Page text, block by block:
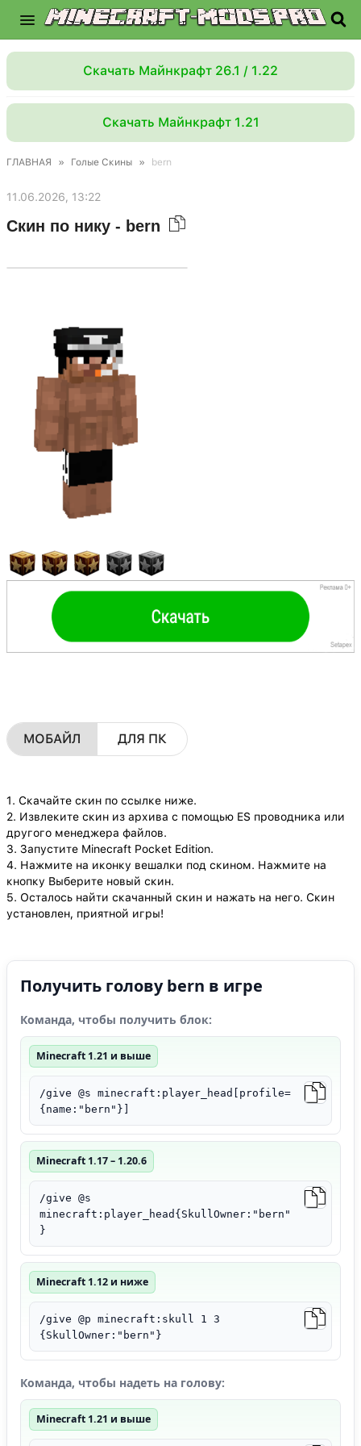
Скачать Майнкрафт 26.1 / 1.22
Скачать Майнкрафт 1.21
ГЛАВНАЯ » Голые Скины » bern
11.06.2026, 13:22
Скин по нику - bern
МОБАЙЛ ДЛЯ ПК
1. Скачайте скин по ссылке ниже.
2. Извлеките скин из архива с помощью ES проводника или
другого менеджера файлов.
3. Запустите Minecraft Pocket Edition.
4. Нажмите на иконку вешалки под скином. Нажмите на
кнопку Выберите новый скин.
5. Осталось найти скачанный скин и нажать на него. Скин
установлен, приятной игры!
Получить голову bern в игре
Команда, чтобы получить блок:
Minecraft 1.21 и выше
/give @s minecraft:player_head[profile=
{name:"bern"}]
Minecraft 1.17 – 1.20.6
/give @s
minecraft:player_head{SkullOwner:"bern"
}
Minecraft 1.12 и ниже
/give @p minecraft:skull 1 3
{SkullOwner:"bern"}
Команда, чтобы надеть на голову:
Minecraft 1.21 и выше